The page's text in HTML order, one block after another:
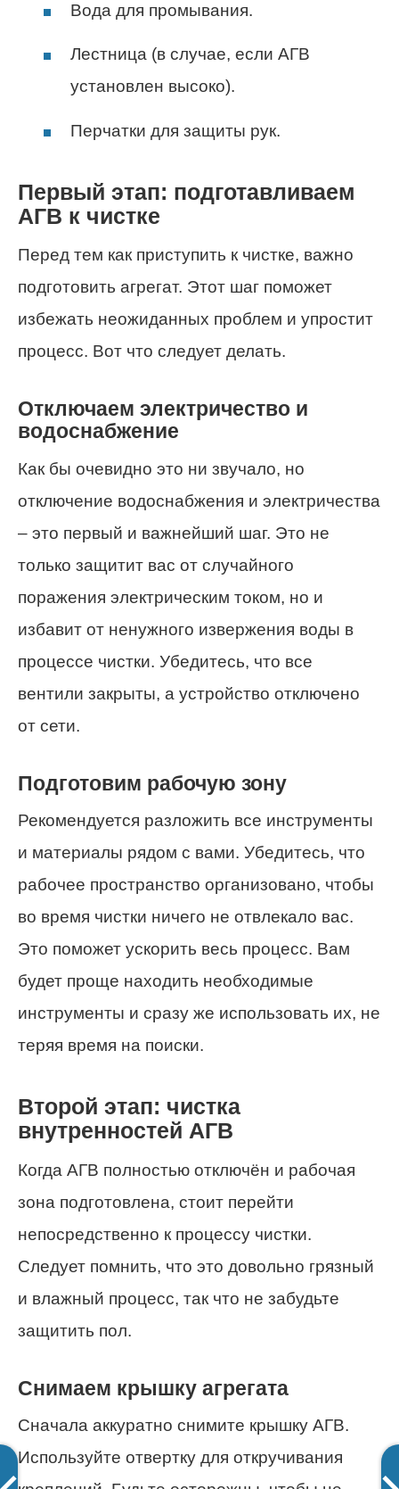
Вода для промывания.
Лестница (в случае, если АГВ
установлен высоко).
Перчатки для защиты рук.
Первый этап: подготавливаем
АГВ к чистке
Перед тем как приступить к чистке, важно
подготовить агрегат. Этот шаг поможет
избежать неожиданных проблем и упростит
процесс. Вот что следует делать.
Отключаем электричество и
водоснабжение
Как бы очевидно это ни звучало, но
отключение водоснабжения и электричества
– это первый и важнейший шаг. Это не
только защитит вас от случайного
поражения электрическим током, но и
избавит от ненужного извержения воды в
процессе чистки. Убедитесь, что все
вентили закрыты, а устройство отключено
от сети.
Подготовим рабочую зону
Рекомендуется разложить все инструменты
и материалы рядом с вами. Убедитесь, что
рабочее пространство организовано, чтобы
во время чистки ничего не отвлекало вас.
Это поможет ускорить весь процесс. Вам
будет проще находить необходимые
инструменты и сразу же использовать их, не
теряя время на поиски.
Второй этап: чистка
внутренностей АГВ
Когда АГВ полностью отключён и рабочая
зона подготовлена, стоит перейти
непосредственно к процессу чистки.
Следует помнить, что это довольно грязный
и влажный процесс, так что не забудьте
защитить пол.
Снимаем крышку агрегата
Сначала аккуратно снимите крышку АГВ.
Используйте отвертку для откручивания